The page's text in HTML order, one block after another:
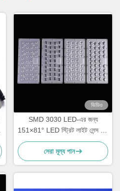
ভিডিও
SMD 3030 LED-এর জন্য
151×81° LED স্ট্রিট লাইট লেন্স হাই
ট্রান্সমিট্যান্স রোডওয়ে লাইটিং অপটিক্স
প্রস্তুতকারক
সেরা মূল্য পান